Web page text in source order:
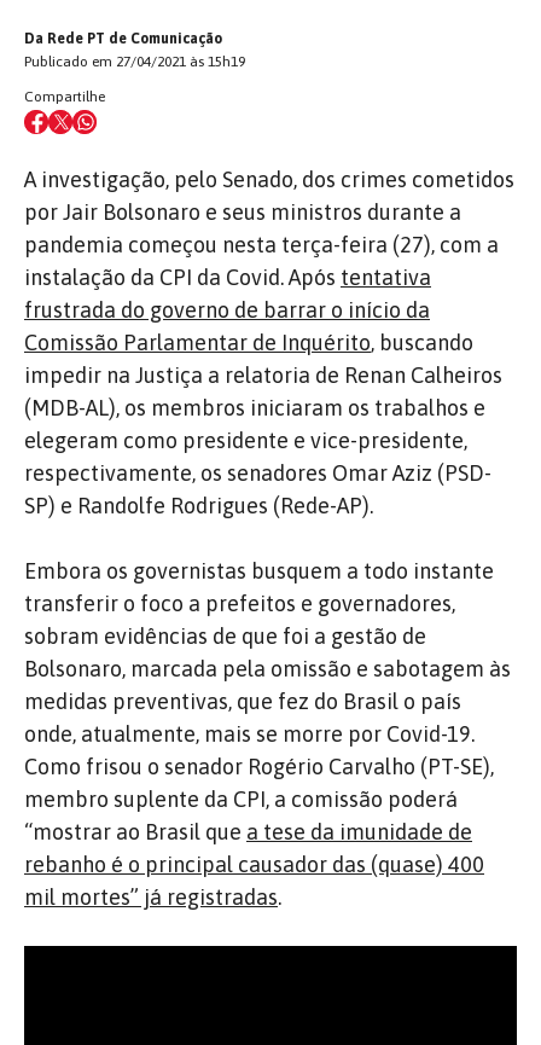
Da Rede PT de Comunicação
Publicado em 27/04/2021 às 15h19
Compartilhe
A investigação, pelo Senado, dos crimes cometidos
por Jair Bolsonaro e seus ministros durante a
pandemia começou nesta terça-feira (27), com a
instalação da CPI da Covid. Após tentativa
frustrada do governo de barrar o início da
Comissão Parlamentar de Inquérito, buscando
impedir na Justiça a relatoria de Renan Calheiros
(MDB-AL), os membros iniciaram os trabalhos e
elegeram como presidente e vice-presidente,
respectivamente, os senadores Omar Aziz (PSD-
SP) e Randolfe Rodrigues (Rede-AP).
Embora os governistas busquem a todo instante
transferir o foco a prefeitos e governadores,
sobram evidências de que foi a gestão de
Bolsonaro, marcada pela omissão e sabotagem às
medidas preventivas, que fez do Brasil o país
onde, atualmente, mais se morre por Covid-19.
Como frisou o senador Rogério Carvalho (PT-SE),
membro suplente da CPI, a comissão poderá
“mostrar ao Brasil que a tese da imunidade de
rebanho é o principal causador das (quase) 400
mil mortes” já registradas.